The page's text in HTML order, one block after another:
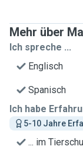
Mehr über
Ich spreche ...
Englisch
Spanisch
Ich habe
5-10 Jahre
... im